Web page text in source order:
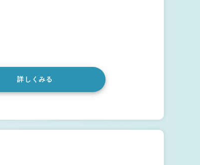
詳しくみる